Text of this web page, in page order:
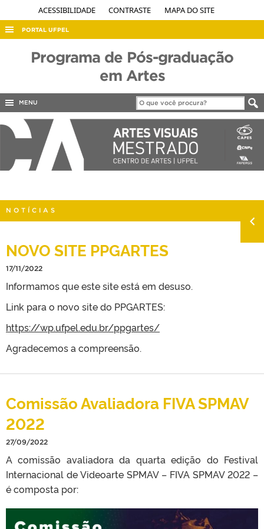
ACESSIBILIDADE CONTRASTE MAPA DO SITE
PORTAL UFPEL
EDITAIS
INTERNACIONAL
OUVIDORIA
TELEFONES
Programa de Pós-graduação
em Artes
MENU
NOTÍCIAS
NOVO SITE PPGARTES
17/11/2022
Informamos que este site está em desuso.
Link para o novo site do PPGARTES:
https://wp.ufpel.edu.br/ppgartes/
Agradecemos a compreensão.
Comissão Avaliadora FIVA SPMAV
2022
27/09/2022
A comissão avaliadora da quarta edição do Festival
Internacional de Videoarte SPMAV – FIVA SPMAV 2022 –
é composta por: